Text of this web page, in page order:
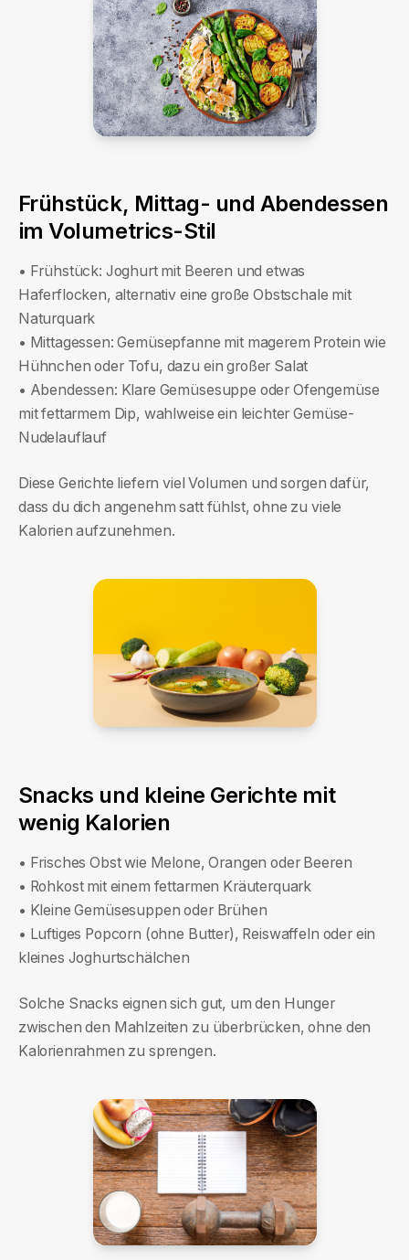
Frühstück, Mittag- und Abendessen
im Volumetrics-Stil
• Frühstück: Joghurt mit Beeren und etwas
Haferflocken, alternativ eine große Obstschale mit
Naturquark
• Mittagessen: Gemüsepfanne mit magerem Protein wie
Hühnchen oder Tofu, dazu ein großer Salat
• Abendessen: Klare Gemüsesuppe oder Ofengemüse
mit fettarmem Dip, wahlweise ein leichter Gemüse-
Nudelauflauf
Diese Gerichte liefern viel Volumen und sorgen dafür,
dass du dich angenehm satt fühlst, ohne zu viele
Kalorien aufzunehmen.
Snacks und kleine Gerichte mit
wenig Kalorien
• Frisches Obst wie Melone, Orangen oder Beeren
• Rohkost mit einem fettarmen Kräuterquark
• Kleine Gemüsesuppen oder Brühen
• Luftiges Popcorn (ohne Butter), Reiswaffeln oder ein
kleines Joghurtschälchen
Solche Snacks eignen sich gut, um den Hunger
zwischen den Mahlzeiten zu überbrücken, ohne den
Kalorienrahmen zu sprengen.